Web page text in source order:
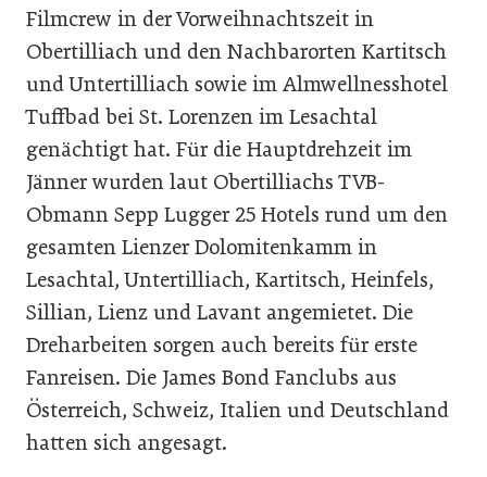
Filmcrew in der Vorweihnachtszeit in
Obertilliach und den Nachbarorten Kartitsch
und Untertilliach sowie im Almwellnesshotel
Tuffbad bei St. Lorenzen im Lesachtal
genächtigt hat. Für die Hauptdrehzeit im
Jänner wurden laut Obertilliachs TVB-
Obmann Sepp Lugger 25 Hotels rund um den
gesamten Lienzer Dolomitenkamm in
Lesachtal, Untertilliach, Kartitsch, Heinfels,
Sillian, Lienz und Lavant angemietet. Die
Dreharbeiten sorgen auch bereits für erste
Fanreisen. Die James Bond Fanclubs aus
Österreich, Schweiz, Italien und Deutschland
hatten sich angesagt.